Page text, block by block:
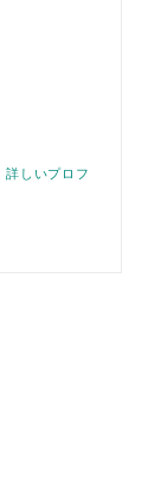
詳しいプロフ